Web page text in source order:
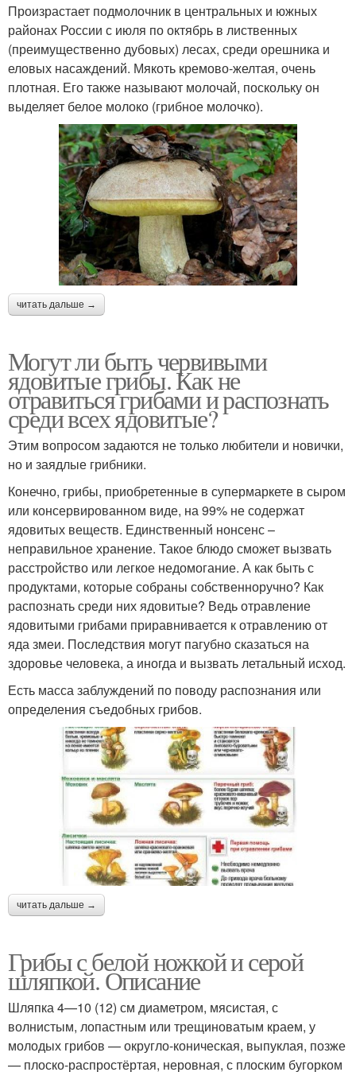
Произрастает подмолочник в центральных и южных
районах России с июля по октябрь в лиственных
(преимущественно дубовых) лесах, среди орешника и
еловых насаждений. Мякоть кремово-желтая, очень
плотная. Его также называют молочай, поскольку он
выделяет белое молоко (грибное молочко).
читать дальше →
Могут ли быть червивыми
ядовитые грибы. Как не
отравиться грибами и распознать
среди всех ядовитые?
Этим вопросом задаются не только любители и новички,
но и заядлые грибники.
Конечно, грибы, приобретенные в супермаркете в сыром
или консервированном виде, на 99% не содержат
ядовитых веществ. Единственный нонсенс –
неправильное хранение. Такое блюдо сможет вызвать
расстройство или легкое недомогание. А как быть с
продуктами, которые собраны собственноручно? Как
распознать среди них ядовитые? Ведь отравление
ядовитыми грибами приравнивается к отравлению от
яда змеи. Последствия могут пагубно сказаться на
здоровье человека, а иногда и вызвать летальный исход.
Есть масса заблуждений по поводу распознания или
определения съедобных грибов.
читать дальше →
Грибы с белой ножкой и серой
шляпкой. Описание
Шляпка 4—10 (12) см диаметром, мясистая, с
волнистым, лопастным или трещиноватым краем, у
молодых грибов — округло-коническая, выпуклая, позже
— плоско-распростёртая, неровная, с плоским бугорком